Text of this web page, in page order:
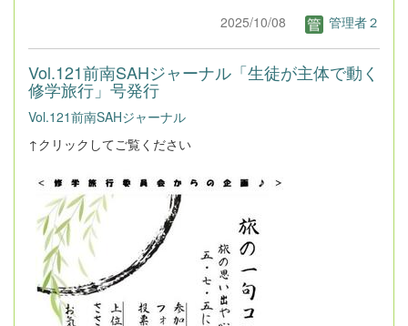
2025/10/08
管理者２
Vol.121前南SAHジャーナル「生徒が主体で動く
修学旅行」号発行
Vol.121前南SAHジャーナル
↑クリックしてご覧ください